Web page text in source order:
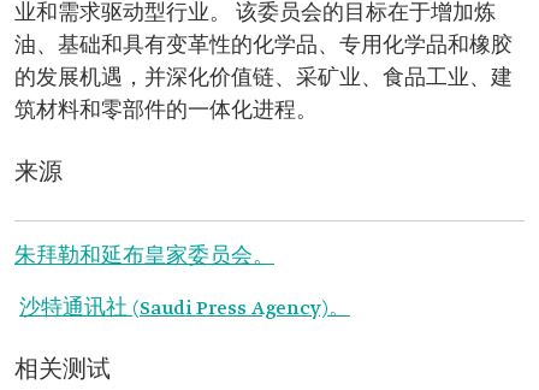
业和需求驱动型行业。 该委员会的目标在于增加炼
油、基础和具有变革性的化学品、专用化学品和橡胶
的发展机遇，并深化价值链、采矿业、食品工业、建
筑材料和零部件的一体化进程。
来源
朱拜勒和延布皇家委员会。
沙特通讯社 (Saudi Press Agency)。
相关测试